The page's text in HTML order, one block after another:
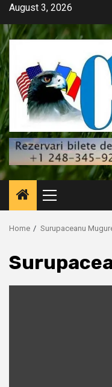
Skip
content
August 3, 2026
Primary
Menu
Home Surupaceanu